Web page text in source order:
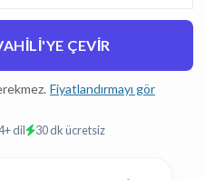
ÇEVIR
Fiyatlandırmayı gör
dil 30 dk ücretsiz